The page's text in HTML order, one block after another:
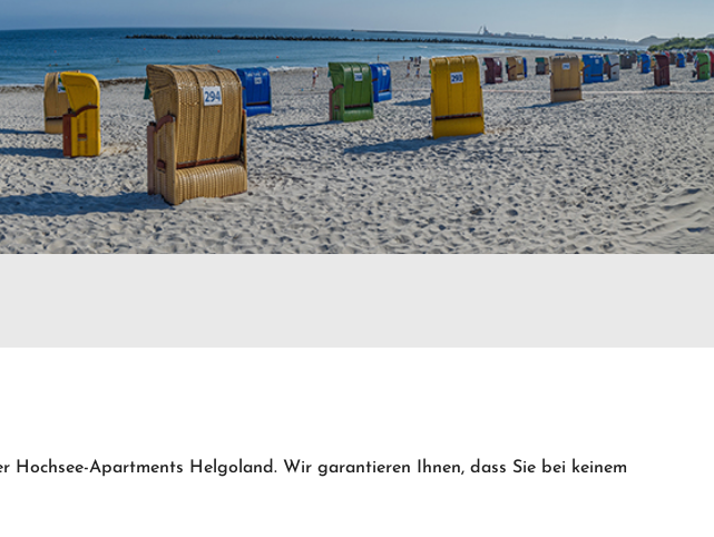
Apartments Helgoland. Wir garantieren Ihnen, dass Sie bei keinem